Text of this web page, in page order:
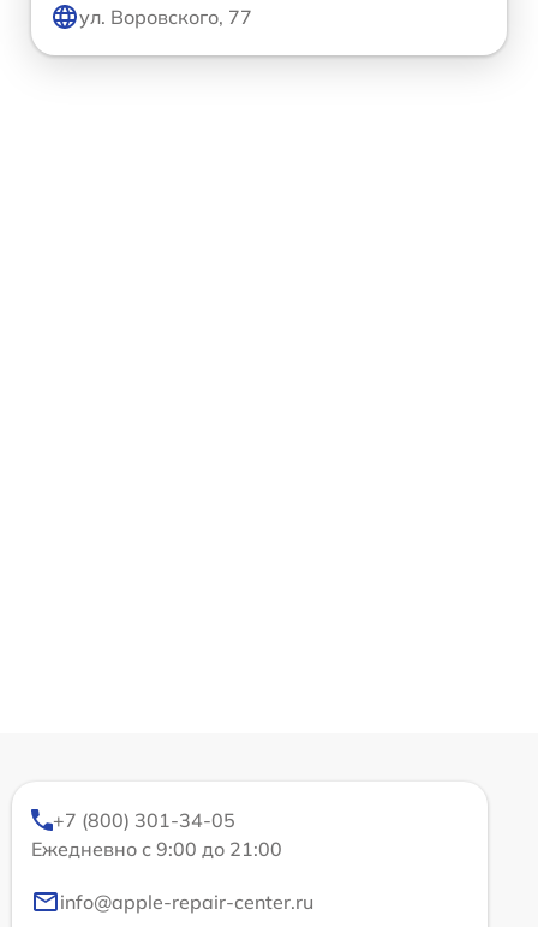
ул. Воровского, 77
+7 (800) 301-34-05
Ежедневно с 9:00 до 21:00
info@apple-repair-center.ru